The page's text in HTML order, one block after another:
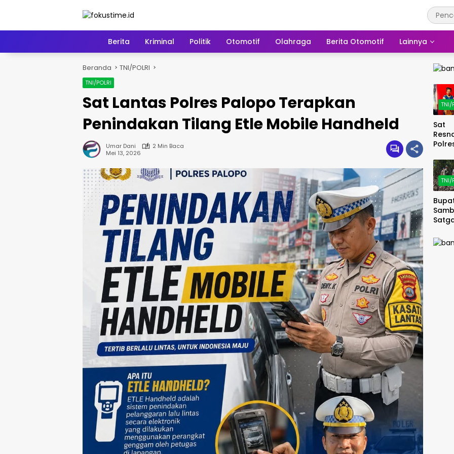
HomeBerita Kriminal Politik Otomotif Olahraga Berita Otomotif Lainnya
Beranda TNI/POLRI
TNI/POLRI
Sat Lantas Polres Palopo Terapkan
Penindakan Tilang Etle Mobile Handheld
Umar Dani
2 Min Baca
Mei 13, 2026
TNI/
Sat
29
Tikus
TNI/